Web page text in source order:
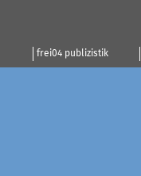
frei04 publizistik